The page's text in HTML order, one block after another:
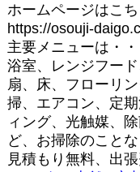
ホームページはこち
https://osouji-
主要メニューは・・
浴室、レンジフー
扇、床、フローリ
掃、エアコン、定
ィング、光触媒、
ど、お掃除のことな
見積もり無料、出張